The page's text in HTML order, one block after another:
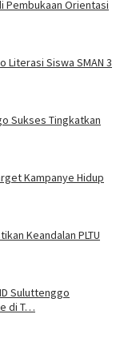
Pembukaan Orientasi
Literasi Siswa SMAN 3
Sukses Tingkatkan
Kampanye Hidup
Keandalan PLTU
Suluttenggo
di T…